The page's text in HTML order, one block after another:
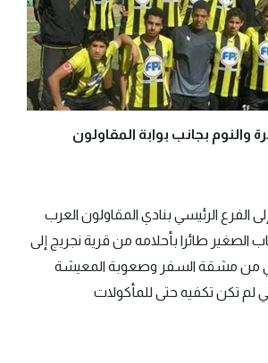
والنوم بجانب بوابة المقاولون
الفرع الرئيسي بنادي المقاولون العرب
الصغير طائرا بأحلامه من قرية نجريج إلى
من مشقة السفر وصعوبة المعيشة
لم تكن تكفيه حتى للمأكولات